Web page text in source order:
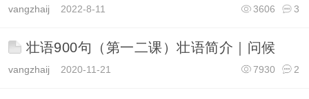
vangzhaij 2022-8-11 3
3606
壮语900句（第一二课）壮语简介｜问候
vangzhaij 2020-11-21 2
7930